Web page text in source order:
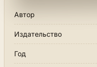
Автор
Издательство
Год